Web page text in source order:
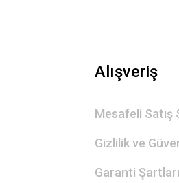
Alışveriş
Mesafeli Satış
Gizlilik ve
Garanti Şartları